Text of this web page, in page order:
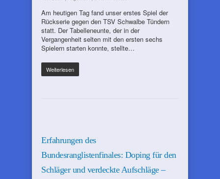
Am heutigen Tag fand unser erstes Spiel der
Rückserie gegen den TSV Schwalbe Tündern
statt. Der Tabelleneunte, der in der
Vergangenheit selten mit den ersten sechs
Spielern starten konnte, stellte…
Weiterlesen
Erfahrungen des
Bundesranglistenfinales: Doping für den
Schläger und verdeckte Aufschläge –